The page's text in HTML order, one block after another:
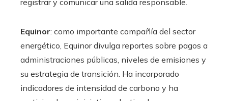
Equinor: como importante compañía del sector
energético, Equinor divulga reportes sobre pagos a
administraciones públicas, niveles de emisiones y
su estrategia de transición. Ha incorporado
indicadores de intensidad de carbono y ha